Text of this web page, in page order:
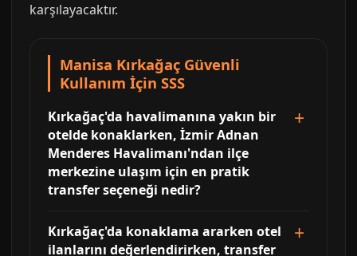
karşılayacaktır.
Manisa Kırkağaç Güvenli
Kullanım İçin SSS
Kırkağaç'da havalimanına yakın bir
otelde konaklarken, İzmir Adnan
Menderes Havalimanı'ndan ilçe
merkezine ulaşım için en pratik
transfer seçeneği nedir?
Kırkağaç'da konaklama ararken otel
ilanlarını değerlendirirken, transfer